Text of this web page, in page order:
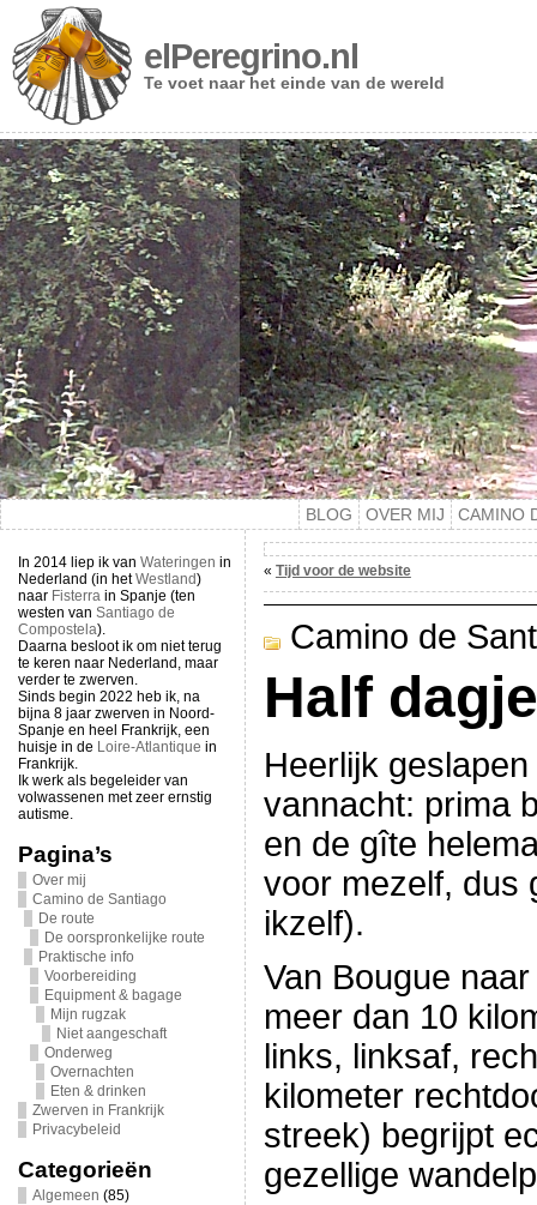
elPeregrino.nl
Te voet naar het einde van de wereld
BLOG OVER MIJ CAMINO
In 2014 liep ik van Wateringen in
Nederland (in hetWestland)
naar Fisterrain Spanje (ten
westen van Santiago de
Compostela).
Daarna besloot ik om niet terug
te keren naar Nederland, maar
verder te zwerven.
Sinds begin 2022 heb ik, na
bijna 8 jaar zwerven in Noord-
Spanje en heel Frankrijk, een
huisje in de Loire-Atlantique in
Frankrijk.
Ik werk als begeleider van
volwassenen met zeer ernstig
autisme.
Pagina’s
Over mij
Camino de Santiago
De route
De oorspronkelijke route
Praktische info
Voorbereiding
Equipment & bagage
Mijn rugzak
Niet aangeschaft
Onderweg
Overnachten
Eten & drinken
Zwerven in Frankrijk
Privacybeleid
Categorieën
Algemeen (85)
« Tijd voor de website
Camino de
Half
Heerlijk geslapen
vannacht: prima
en de gîte
voor mezelf, dus
ikzelf).
Van Bougue
meer dan 10
links, linksaf,
kilometer
streek) begrijpt
gezellige